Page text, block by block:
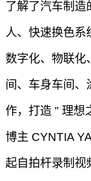
了解了汽车制造
人、快速换色
数字化、物联化
间、车身车间、
作，打造 " 理想
博主 CYNTIA
起自拍杆录制视